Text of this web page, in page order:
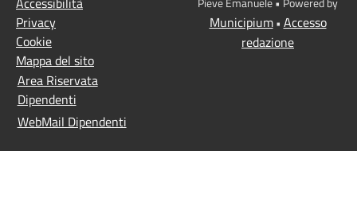
Privacy
Cookie
Mappa del sito
Area Riservata
Dipendenti
WebMail Dipendenti
Municipium• Accesso
redazione